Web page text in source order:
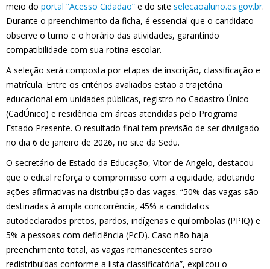
meio do portal “Acesso Cidadão” e do site selecaoaluno.es.gov.br.
Durante o preenchimento da ficha, é essencial que o candidato
observe o turno e o horário das atividades, garantindo
compatibilidade com sua rotina escolar.
A seleção será composta por etapas de inscrição, classificação e
matrícula. Entre os critérios avaliados estão a trajetória
educacional em unidades públicas, registro no Cadastro Único
(CadÚnico) e residência em áreas atendidas pelo Programa
Estado Presente. O resultado final tem previsão de ser divulgado
no dia 6 de janeiro de 2026, no site da Sedu.
O secretário de Estado da Educação, Vitor de Angelo, destacou
que o edital reforça o compromisso com a equidade, adotando
ações afirmativas na distribuição das vagas. “50% das vagas são
destinadas à ampla concorrência, 45% a candidatos
autodeclarados pretos, pardos, indígenas e quilombolas (PPIQ) e
5% a pessoas com deficiência (PcD). Caso não haja
preenchimento total, as vagas remanescentes serão
redistribuídas conforme a lista classificatória”, explicou o